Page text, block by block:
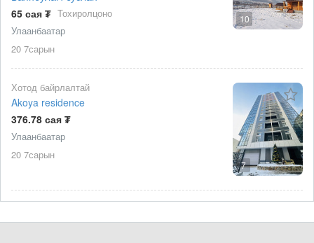
10
65 сая ₮ Тохиролцоно
Улаанбаатар
20 7сарын
7
Хотод байрлалтай
Akoya residence
376.78 сая ₮
Улаанбаатар
20 7сарын